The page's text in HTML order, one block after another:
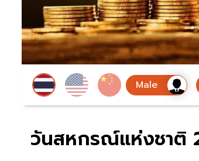
วันสหกรณ์แห่งชาติ